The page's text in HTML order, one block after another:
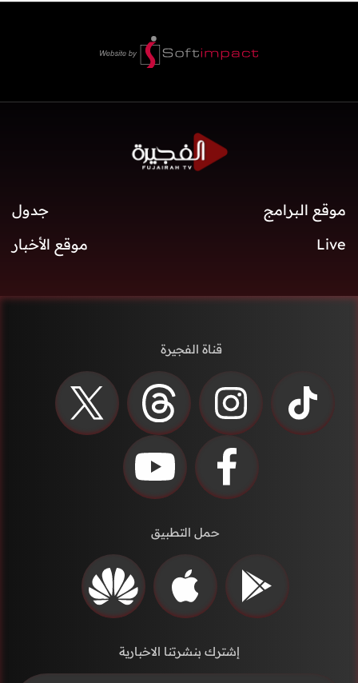
موقع البرامج
جدول
Live
موقع الأخبار
قناة الفجيرة
حمل التطبيق
إشترك بنشرتنا الاخبارية